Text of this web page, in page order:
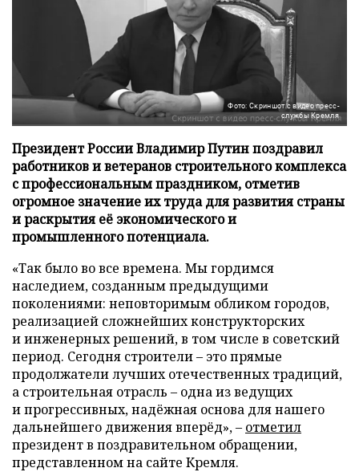
Фото: Скриншот с видео пресс-
службы Кремля
Президент России Владимир Путин поздравил
работников и ветеранов строительного комплекса
с профессиональным праздником, отметив
огромное значение их труда для развития страны
и раскрытия её экономического и
промышленного потенциала.
«Так было во все времена. Мы гордимся
наследием, созданным предыдущими
поколениями: неповторимым обликом городов,
реализацией сложнейших конструкторских
и инженерных решений, в том числе в советский
период. Сегодня строители – это прямые
продолжатели лучших отечественных традиций,
а строительная отрасль – одна из ведущих
и прогрессивных, надёжная основа для нашего
дальнейшего движения вперёд», – отметил
президент в поздравительном обращении,
представленном на сайте Кремля.